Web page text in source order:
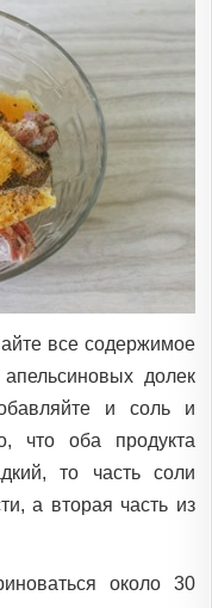
все содержимое
долек
и соль и
что оба продукта
то часть соли
а вторая часть из
около 30